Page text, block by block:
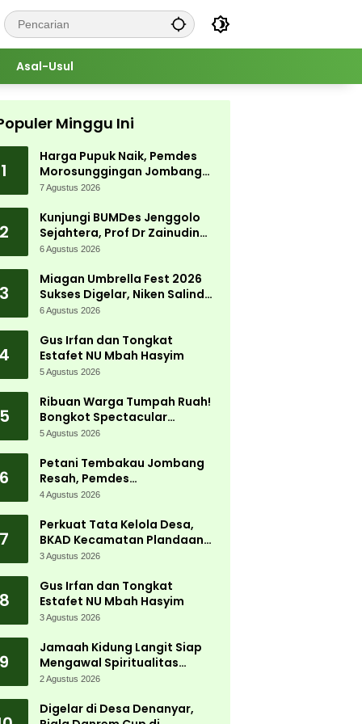
Asal-Usul
Minggu Ini
1
Harga Pupuk Naik, Pemdes
Morosunggingan Jombang
Cari Solusi Lewat Kajian
7 Agustus 2026
2
Kunjungi BUMDes Jenggolo
Sejahtera, Prof Dr Zainudin
Maliki: Kita Wujudkan
Potensi Desa
6 Agustus 2026
3
Miagan Umbrella Fest 2026
Sukses Digelar, Niken Salindry
Jadi Magnet Ribuan
6 Agustus 2026
4
Gus Irfan dan Tongkat
Estafet NU Mbah Hasyim
5 Agustus 2026
5
Ribuan Warga Tumpah Ruah!
Bongkot Spectacular
Carnival 2026 Jadi Pesta
Peterongan
5 Agustus 2026
6
Petani Tembakau Jombang
Resah, Pemdes
Tanjungwadung dan Disperta
4 Agustus 2026
7
Perkuat Tata Kelola Desa,
BKAD Kecamatan Plandaan
Gelar Pelatihan Aparatur
3 Agustus 2026
8
Gus Irfan dan Tongkat
Estafet NU Mbah Hasyim
3 Agustus 2026
9
Jamaah Kidung Langit Siap
Mengawal Spiritualitas
Muktamar NU
2 Agustus 2026
Digelar di Desa Denanyar,